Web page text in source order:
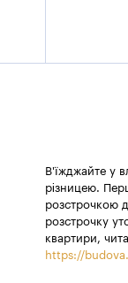
В'їжджайте у
різницею.
розстрочкою
розстрочку
квартири,
https://